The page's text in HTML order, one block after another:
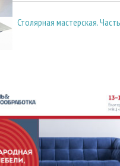
Столярная мастерская.